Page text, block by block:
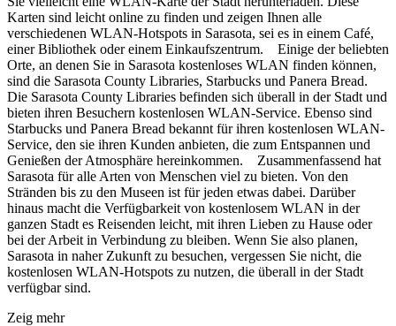
Karten sind leicht online zu finden und zeigen Ihnen alle
verschiedenen WLAN-Hotspots in Sarasota, sei es in einem Café,
einer Bibliothek oder einem Einkaufszentrum. Einige der beliebten
Orte, an denen Sie in Sarasota kostenloses WLAN finden können,
sind die Sarasota County Libraries, Starbucks und Panera Bread.
Die Sarasota County Libraries befinden sich überall in der Stadt und
bieten ihren Besuchern kostenlosen WLAN-Service. Ebenso sind
Starbucks und Panera Bread bekannt für ihren kostenlosen WLAN-
Service, den sie ihren Kunden anbieten, die zum Entspannen und
Genießen der Atmosphäre hereinkommen. Zusammenfassend hat
Sarasota für alle Arten von Menschen viel zu bieten. Von den
Stränden bis zu den Museen ist für jeden etwas dabei. Darüber
hinaus macht die Verfügbarkeit von kostenlosem WLAN in der
ganzen Stadt es Reisenden leicht, mit ihren Lieben zu Hause oder
bei der Arbeit in Verbindung zu bleiben. Wenn Sie also planen,
Sarasota in naher Zukunft zu besuchen, vergessen Sie nicht, die
kostenlosen WLAN-Hotspots zu nutzen, die überall in der Stadt
verfügbar sind.
Zeig mehr